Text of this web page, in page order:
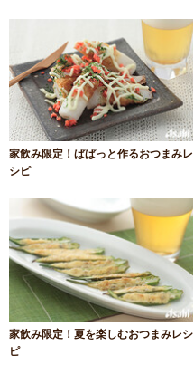
家飲み限定！ぱぱっと作るおつまみレ
シピ
家飲み限定！夏を楽しむおつまみレシ
ピ